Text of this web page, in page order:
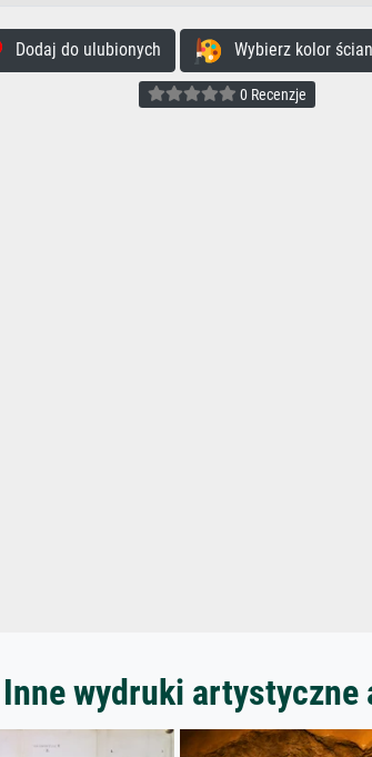
Dodaj do ulubionych Wybierz kolor
0 Recenzje
Inne wydruki artystyczne